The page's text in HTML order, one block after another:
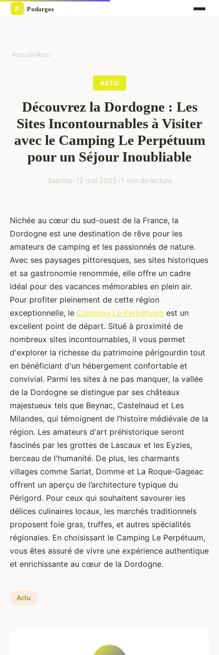
Accueil›Actu
ACTU
Découvrez la Dordogne : Les
Sites Incontournables à Visiter
avec le Camping Le Perpétuum
pour un Séjour Inoubliable
Sabrina•12 mai 2025•1 min de lecture
Nichée au cœur du sud-ouest de la France, la
Dordogne est une destination de rêve pour les
amateurs de camping et les passionnés de nature.
Avec ses paysages pittoresques, ses sites historiques
et sa gastronomie renommée, elle offre un cadre
idéal pour des vacances mémorables en plein air.
Pour profiter pleinement de cette région
exceptionnelle, le Camping Le Perpétuum est un
excellent point de départ. Situé à proximité de
nombreux sites incontournables, il vous permet
d'explorer la richesse du patrimoine périgourdin tout
en bénéficiant d'un hébergement confortable et
convivial. Parmi les sites à ne pas manquer, la vallée
de la Dordogne se distingue par ses châteaux
majestueux tels que Beynac, Castelnaud et Les
Milandes, qui témoignent de l’histoire médiévale de la
région. Les amateurs d'art préhistorique seront
fascinés par les grottes de Lascaux et les Eyzies,
berceau de l'humanité. De plus, les charmants
villages comme Sarlat, Domme et La Roque-Gageac
offrent un aperçu de l’architecture typique du
Périgord. Pour ceux qui souhaitent savourer les
délices culinaires locaux, les marchés traditionnels
proposent foie gras, truffes, et autres spécialités
régionales. En choisissant le Camping Le Perpétuum,
vous êtes assuré de vivre une expérience authentique
et enrichissante au cœur de la Dordogne.
Actu